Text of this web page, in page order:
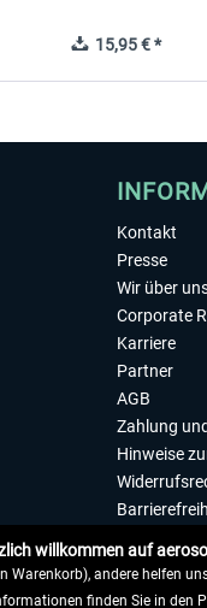
15,95 € *
Kontakt
Presse
Wir über
Corporate
Karriere
Partner
AGB
Zahlung
Hinweise
Impressum
willkommen auf
andere helfen
finden Sie in